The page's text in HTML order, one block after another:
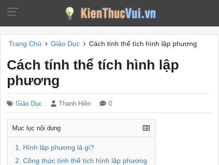
Trang Chủ › Giáo Dục › Cách tính thể tích hình lập phương
Cách tính thể tích hình lập
phương
Giáo Dục Thanh Hiền 0
Mục lục nội dung
1. Hình lập phương là gì?
2. Công thức tính thể tích hình lập phương